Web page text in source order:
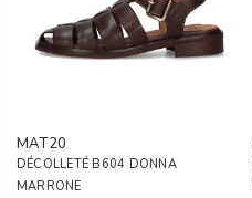
MAT20
DÉCOLLETÉ B604 DONNA
MARRONE